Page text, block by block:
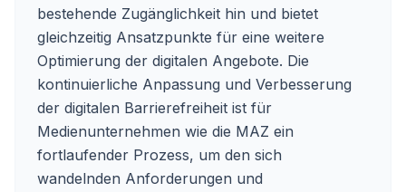
bestehende Zugänglichkeit hin und bietet
gleichzeitig Ansatzpunkte für eine weitere
Optimierung der digitalen Angebote. Die
kontinuierliche Anpassung und Verbesserung
der digitalen Barrierefreiheit ist für
Medienunternehmen wie die MAZ ein
fortlaufender Prozess, um den sich
wandelnden Anforderungen und